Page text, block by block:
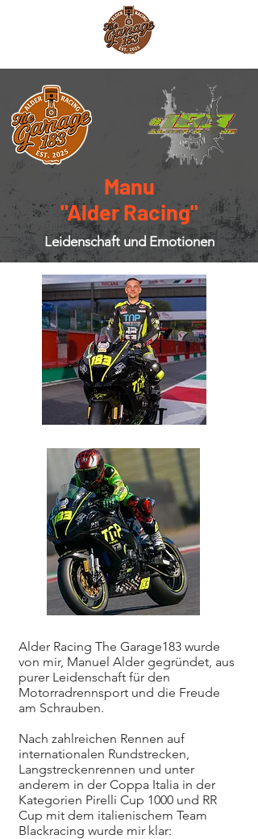
Manu
"Alder Racing"
Leidenschaft und Emotionen
Alder Racing The Garage183 wurde
von mir, Manuel Alder gegründet, aus
purer Leidenschaft für den
Motorradrennsport und die Freude
am Schrauben.
Nach zahlreichen Rennen auf
internationalen Rundstrecken,
Langstreckenrennen und unter
anderem in der Coppa Italia in der
Kategorien Pirelli Cup 1000 und RR
Cup mit dem italienischem Team
Blackracing wurde mir klar: